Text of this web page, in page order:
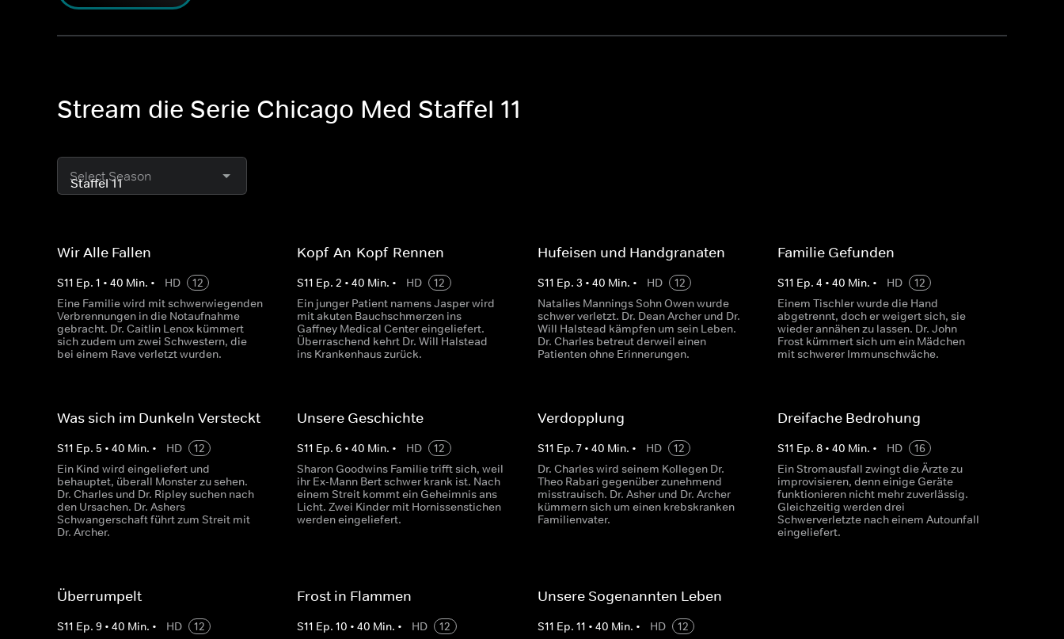
Stream die Serie Chicago Med Staffel 11
Select Season
Wir Alle Fallen
S11 Ep. 1 • 40 Min. • HD
12
Eine Familie wird mit schwerwiegenden
Verbrennungen in die Notaufnahme
gebracht. Dr. Caitlin Lenox kümmert
sich zudem um zwei Schwestern, die
bei einem Rave verletzt wurden.
Kopf-An-Kopf-Rennen
S11 Ep.2 •40 Min. • HD
12
Ein junger Patient namens Jasper wird
mit akuten Bauchschmerzen ins
Gaffney Medical Center eingeliefert.
Überraschend kehrt Dr. Will Halstead
ins Krankenhaus zurück.
Hufeisen und Handgranaten
S11 Ep. 3 • 40 Min. • HD
12
Natalies Mannings Sohn Owen wurde
schwer verletzt. Dr. Dean Archer und Dr.
Will Halstead kämpfen um sein Leben.
Dr. Charles betreut derweil einen
Patienten ohne Erinnerungen.
Familie Gefunden
S11 Ep. 4 • 40 Min. • HD
12
Einem Tischler wurde die Hand
abgetrennt, doch er weigert sich, sie
wieder annähen zu lassen. Dr. John
Frost kümmert sich um ein Mädchen
mit schwerer Immunschwäche.
Was sich im Dunkeln Versteckt
S11 Ep. 5 • 40 Min. • HD
12
Ein Kind wird eingeliefert und
behauptet, überall Monster zu sehen.
Dr. Charles und Dr. Ripley suchen nach
den Ursachen. Dr. Ashers
Schwangerschaft führt zum Streit mit
Dr. Archer.
Unsere Geschichte
S11 Ep.6 •40 Min. • HD
12
Sharon Goodwins Familie trifft sich, weil
ihr Ex-Mann Bert schwer krank ist. Nach
einem Streit kommt ein Geheimnis ans
Licht. Zwei Kinder mit Hornissenstichen
werden eingeliefert.
Verdopplung
S11 Ep. 7• 40 Min. • HD
12
Dr. Charles wird seinem Kollegen Dr.
Theo Rabari gegenüber zunehmend
misstrauisch. Dr. Asher und Dr. Archer
kümmern sich um einen krebskranken
Familienvater.
Dreifache Bedrohung
S11 Ep. 8• 40 Min. • HD
16
Ein Stromausfall zwingt die Ärzte zu
improvisieren, denn einige Geräte
funktionieren nicht mehr zuverlässig.
Gleichzeitig werden drei
Schwerverletzte nach einem Autounfall
eingeliefert.
Überrumpelt
S11 Ep. 9 • 40 Min. • HD
12
Frost in Flammen
S11 Ep.10 •40 Min. • HD
12
Unsere Sogenannten Leben
S11 Ep. 11 • 40 Min. • HD
12